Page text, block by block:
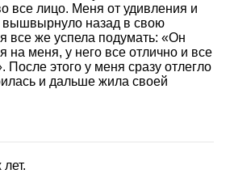
все лицо. Меня от удивления и
вышвырнуло назад в свою
все же успела подумать: «Он
на меня, у него все отлично и все
После этого у меня сразу отлегло
и дальше жила своей